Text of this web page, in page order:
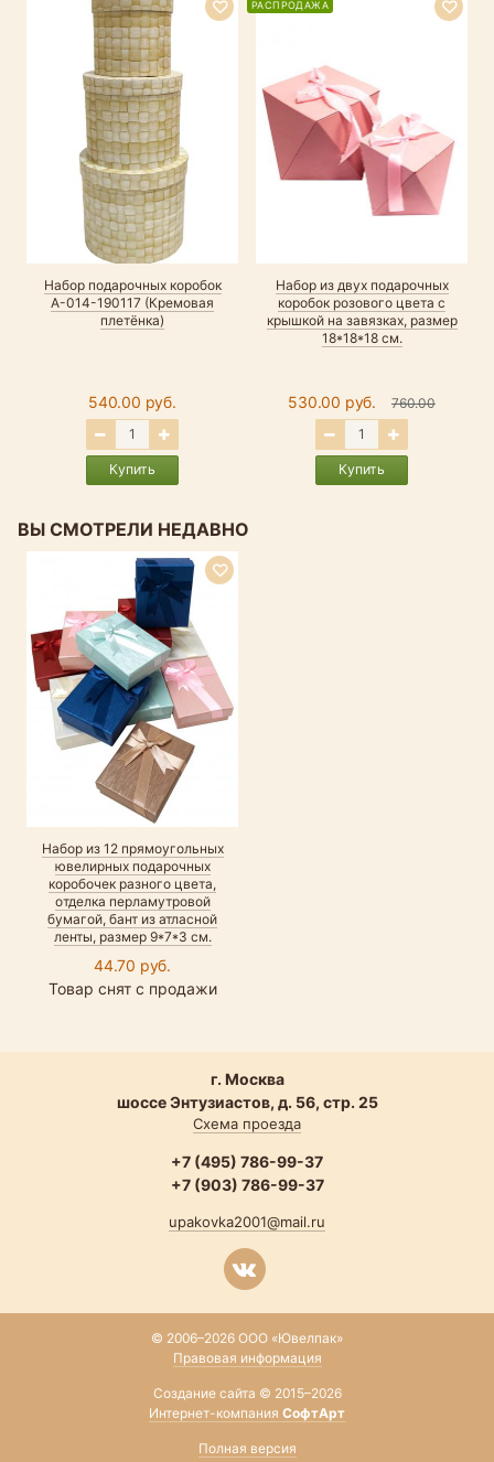
Набор подарочных коробок
А-014-190117 (Кремовая
плетёнка)
540.00 руб.
Купить
Набор из двух подарочных
коробок розового цвета с
крышкой на завязках, размер
18*18*18 см.
530.00 руб. 760.00
Купить
РАСПРОДАЖА
ВЫ СМОТРЕЛИ НЕДАВНО
Набор из 12 прямоугольных
ювелирных подарочных
коробочек разного цвета,
отделка перламутровой
бумагой, бант из атласной
ленты, размер 9*7*3 см.
44.70 руб.
Товар снят с продажи
г. Москва
шоссе Энтузиастов, д. 56, стр. 25
Схема проезда
+7 (495) 786-99-37
+7 (903) 786-99-37
upakovka2001@mail.ru
© 2006–2026 ООО «Ювелпак»
Правовая информация
Создание сайта © 2015–2026
Интернет-компания СофтАрт
Полная версия